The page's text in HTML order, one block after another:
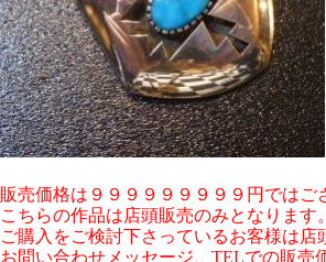
販売価格は９９９９９９９９９円ではご
こちらの作品は店頭販売のみとなります
ご購入をご検討下さっているお客様は店
お問い合わせメッセージ、TELでの販売